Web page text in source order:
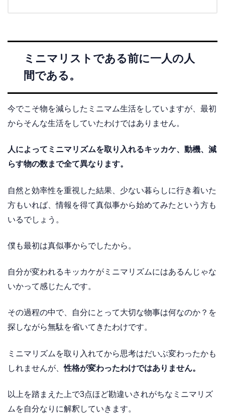
ミニマリストである前に一人の人
間である。
今でこそ物を減らしたミニマム生活をしていますが、最初
からそんな生活をしていたわけではありません。
人によってミニマリズムを取り入れるキッカケ、動機、減
らす物の数まで全て異なります。
自然と効率性を重視した結果、少ない暮らしに行き着いた
方もいれば、情報を得て真似事から始めてみたという方も
いるでしょう。
僕も最初は真似事からでしたから。
自分が変われるキッカケがミニマリズムにはあるんじゃな
いかって感じたんです。
その過程の中で、自分にとって大切な物事は何なのか？を
探しながら無駄を省いてきたわけです。
ミニマリズムを取り入れてから思考はだいぶ変わったかも
しれませんが、性格が変わったわけではありません。
以上を踏まえた上で3点ほど勘違いされがちなミニマリズ
ムを自分なりに解釈していきます。